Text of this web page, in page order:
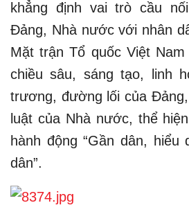
khẳng định vai trò cầu
Đảng, Nhà nước với nhân
Mặt trận Tổ quốc Việt
chiều sâu, sáng tạo, linh
trương, đường lối của
luật của Nhà nước, thể
hành động “Gần dân, hiểu
dân”.